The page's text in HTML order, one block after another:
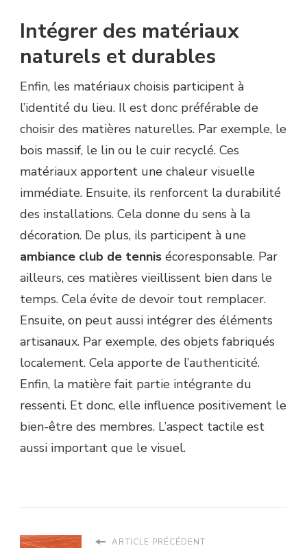
Intégrer des matériaux
naturels et durables
Enfin, les matériaux choisis participent à
l’identité du lieu. Il est donc préférable de
choisir des matières naturelles. Par exemple, le
bois massif, le lin ou le cuir recyclé. Ces
matériaux apportent une chaleur visuelle
immédiate. Ensuite, ils renforcent la durabilité
des installations. Cela donne du sens à la
décoration. De plus, ils participent à une
ambiance club de tennis écoresponsable. Par
ailleurs, ces matières vieillissent bien dans le
temps. Cela évite de devoir tout remplacer.
Ensuite, on peut aussi intégrer des éléments
artisanaux. Par exemple, des objets fabriqués
localement. Cela apporte de l’authenticité.
Enfin, la matière fait partie intégrante du
ressenti. Et donc, elle influence positivement le
bien-être des membres. L’aspect tactile est
aussi important que le visuel.
ARTICLE PRÉCÉDENT